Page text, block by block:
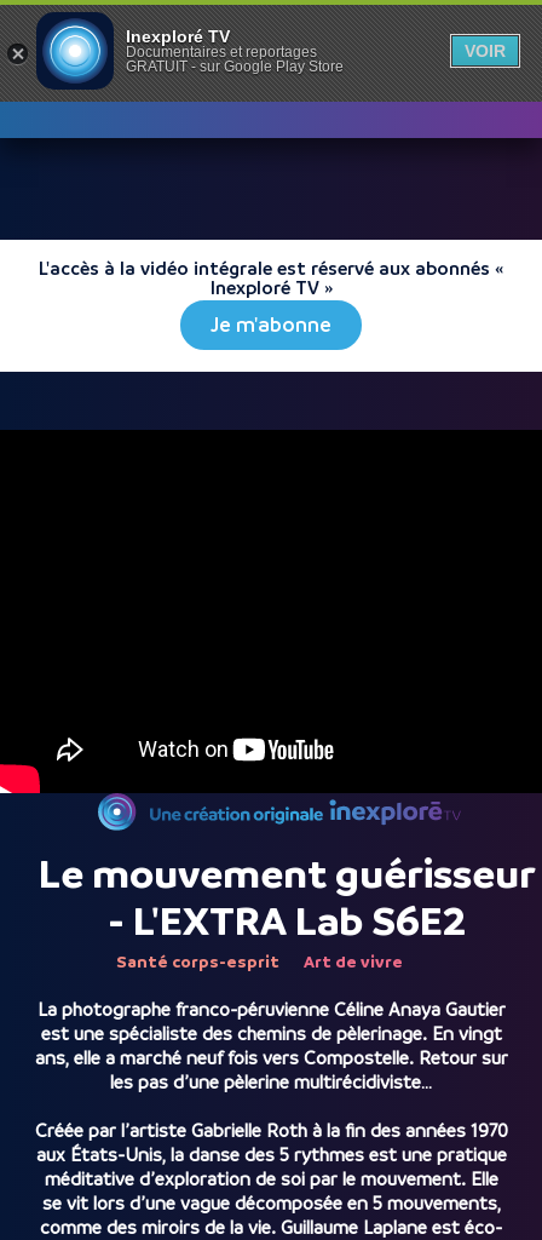
L'accès à la vidéo intégrale est réservé aux abonnés «
Inexploré TV »
Je m'abonne
Le mouvement guérisseur
- L'EXTRA Lab S6E2
Santé corps-esprit Art de vivre
La photographe franco-péruvienne Céline Anaya Gautier
est une spécialiste des chemins de pèlerinage. En vingt
ans, elle a marché neuf fois vers Compostelle. Retour sur
les pas d’une pèlerine multirécidiviste…
Créée par l’artiste Gabrielle Roth à la fin des années 1970
aux États-Unis, la danse des 5 rythmes est une pratique
méditative d’exploration de soi par le mouvement. Elle
se vit lors d’une vague décomposée en 5 mouvements,
comme des miroirs de la vie. Guillaume Laplane est éco-
Inexploré TV
Documentaires et reportages
GRATUIT - sur Google Play Store
VOIR